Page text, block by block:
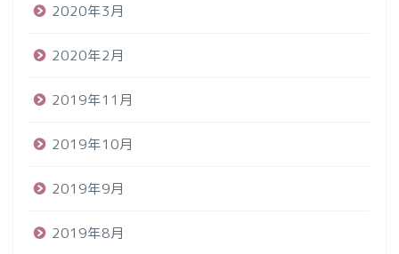
2020年3月
2020年2月
2019年11月
2019年10月
2019年9月
2019年8月